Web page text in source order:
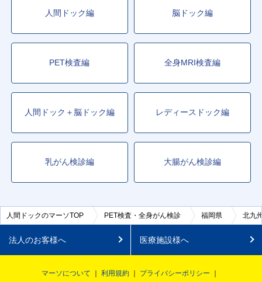
人間ドック編 脳ドック編
PET検査編 全身MRI検査編
人間ドック＋脳ドック編 レディースドック編
乳がん検診編 大腸がん検診編
人間ドックのマーソTOP PET検査・全身がん検診 福岡県 北九
法人のお客様へ 医療施設様へ
マーソについて 利用規約
プライバシーポリシー